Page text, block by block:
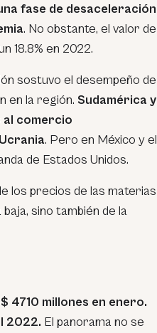
fase de desaceleración
. No obstante, el valor de
18.8% en 2022.
sostuvo el desempeño de
en la región. Sudamérica y
al comercio
. Pero en México y el
de Estados Unidos.
los precios de las materias
sino también de la
4710 millones en enero.
2022. El panorama no se